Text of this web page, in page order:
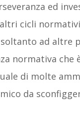
ed
cicli
ad altre
normativa che
di molte
da